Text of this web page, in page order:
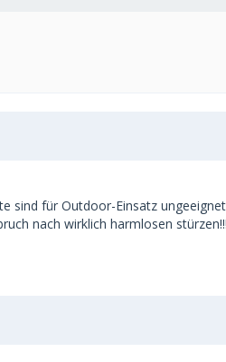
für Outdoor-Einsatz
nach wirklich harmlosen stürzen!!!